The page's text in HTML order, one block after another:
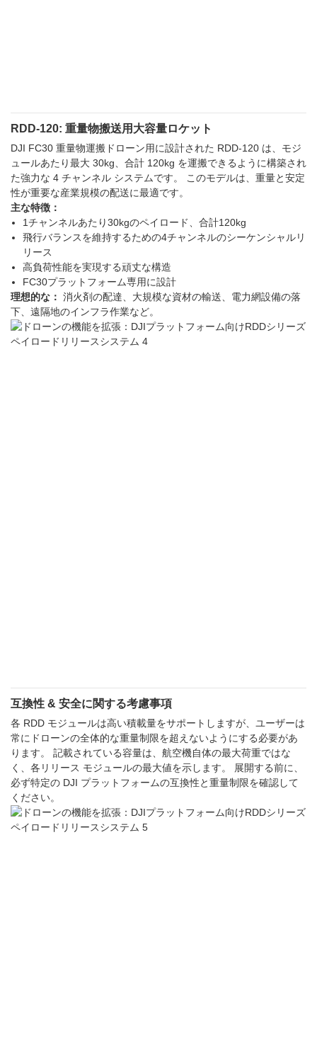
RDD-120: 重量物搬送用大容量ロケット
DJI FC30 重量物運搬ドローン用に設計された RDD-120 は、モジ
ュールあたり最大 30kg、合計 120kg を運搬できるように構築され
た強力な 4 チャンネル システムです。 このモデルは、重量と安定
性が重要な産業規模の配送に最適です。
主な特徴：
1チャンネルあたり30kgのペイロード、合計120kg
飛行バランスを維持するための4チャンネルのシーケンシャルリ
リース
高負荷性能を実現する頑丈な構造
FC30プラットフォーム専用に設計
理想的な： 消火剤の配達、大規模な資材の輸送、電力網設備の落
下、遠隔地のインフラ作業など。
互換性 & 安全に関する考慮事項
各 RDD モジュールは高い積載量をサポートしますが、ユーザーは
常にドローンの全体的な重量制限を超えないようにする必要があ
ります。 記載されている容量は、航空機自体の最大荷重ではな
く、各リリース モジュールの最大値を示します。 展開する前に、
必ず特定の DJI プラットフォームの互換性と重量制限を確認して
ください。